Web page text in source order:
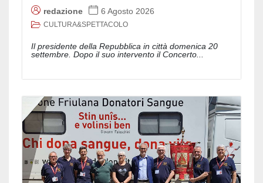
redazione 6 Agosto 2026
CULTURA&SPETTACOLO
Il presidente della Repubblica in città domenica 20
settembre. Dopo il suo intervento il Concerto...